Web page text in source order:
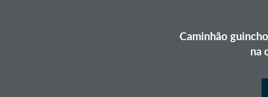
Caminhão
na